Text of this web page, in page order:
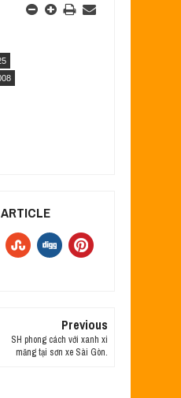
Previous
SH phong cách với xanh xi
măng tại sơn xe Sài Gòn.